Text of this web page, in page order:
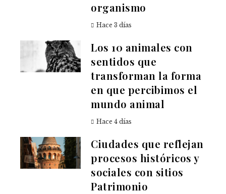
organismo
Hace 3 días
Los 10 animales con
sentidos que
transforman la forma
en que percibimos el
mundo animal
Hace 4 días
Ciudades que reflejan
procesos históricos y
sociales con sitios
Patrimonio